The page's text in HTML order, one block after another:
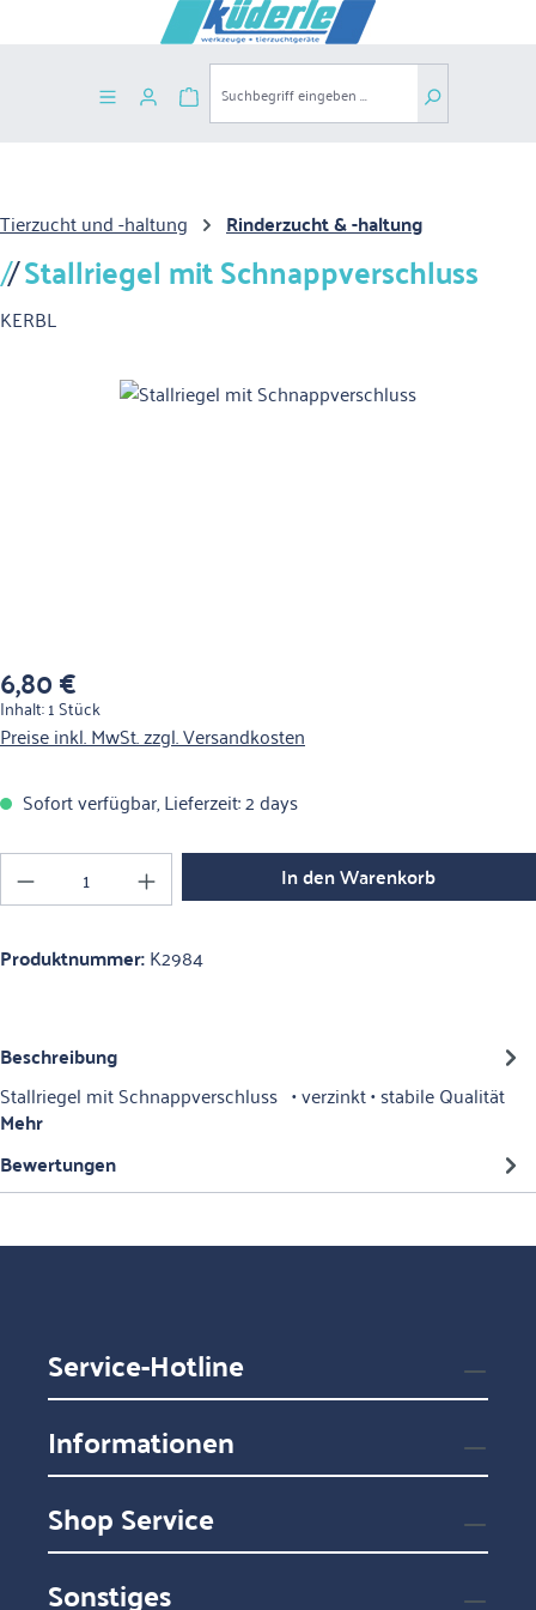
Zum Hauptinhalt springen
Warenkorb enthält 0 Positionen. Der
Tierzucht und -haltung Rinderzucht & -haltung
Stallriegel mit Schnappverschluss
KERBL
Bildergalerie überspringen
Regulärer Preis:
6,80 €
Inhalt:1 Stück
Preise inkl. MwSt. zzgl. Versandkosten
Sofort verfügbar, Lieferzeit: 2 days
Produkt Anzahl: Gib den gewünschten Wert
In den Warenkorb
Produktnummer:K2984
Beschreibung
Stallriegel mit Schnappverschluss • verzinkt • stabile Qualität
Mehr
Bewertungen
Service-Hotline
Informationen
Shop Service
Sonstiges